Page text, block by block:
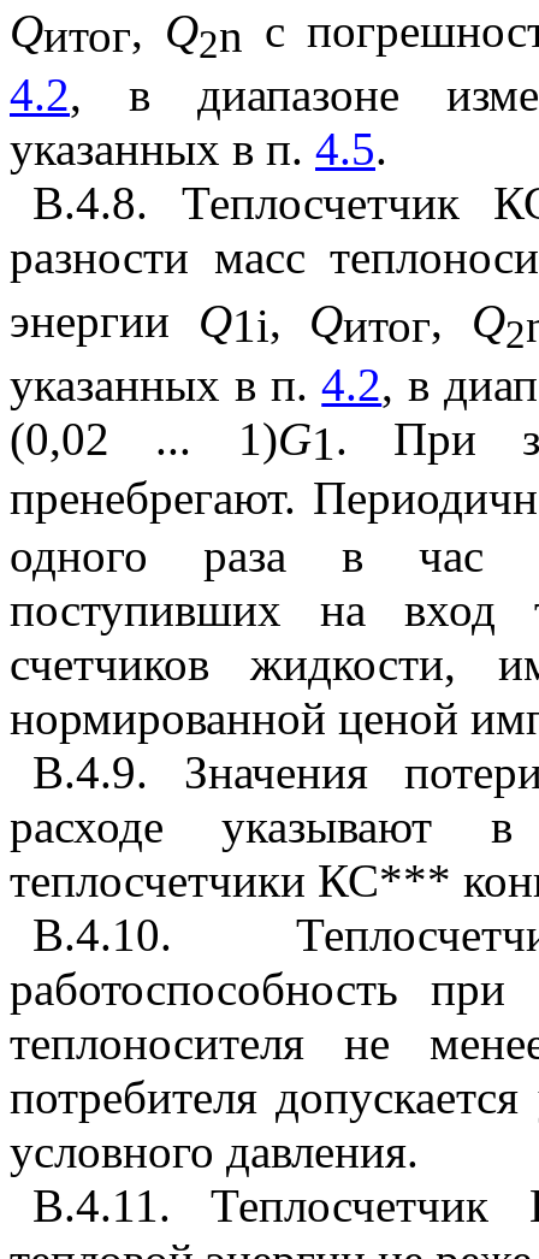
Qитог, Q2n с
4.2, в диапазоне
указанных в п. 4.5.
В.4.8. Теплосчетчик
разности масс
энергии Q1i, Qитог, Q2
указанных в п.4.2, в
(0,02 ... 1)G1 . При
пренебрегают.
одного раза в час
поступивших на вход
счетчиков жидкости,
нормированной ценой
В.4.9. Значения
расходе указывают
теплосчетчики КС***
В.4.10.
работоспособность при
теплоносителя не
потребителя
условного давления.
В.4.11.